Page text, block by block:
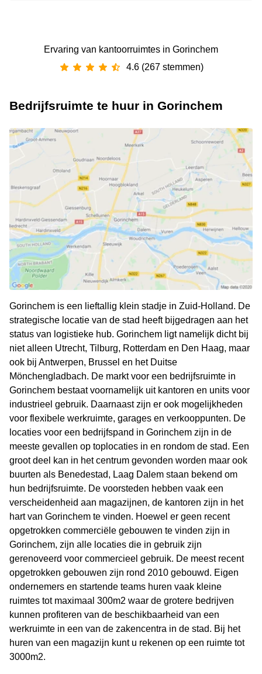
Ervaring van ‪kantoorruimtes‬ in Gorinchem
4.6 (267 stemmen)
Bedrijfsruimte te huur in Gorinchem
Gorinchem is een lieftallig klein stadje in Zuid-Holland. De
strategische locatie van de stad heeft bijgedragen aan het
status van logistieke hub. Gorinchem ligt namelijk dicht bij
niet alleen Utrecht, Tilburg, Rotterdam en Den Haag, maar
ook bij Antwerpen, Brussel en het Duitse
Mönchengladbach. De markt voor een bedrijfsruimte in
Gorinchem bestaat voornamelijk uit kantoren en units voor
industrieel gebruik. Daarnaast zijn er ook mogelijkheden
voor flexibele werkruimte, garages en verkooppunten. De
locaties voor een bedrijfspand in Gorinchem zijn in de
meeste gevallen op toplocaties in en rondom de stad. Een
groot deel kan in het centrum gevonden worden maar ook
buurten als Benedestad, Laag Dalem staan bekend om
hun bedrijfsruimte. De voorsteden hebben vaak een
verscheidenheid aan magazijnen, de kantoren zijn in het
hart van Gorinchem te vinden. Hoewel er geen recent
opgetrokken commerciële gebouwen te vinden zijn in
Gorinchem, zijn alle locaties die in gebruik zijn
gerenoveerd voor commercieel gebruik. De meest recent
opgetrokken gebouwen zijn rond 2010 gebouwd. Eigen
ondernemers en startende teams huren vaak kleine
ruimtes tot maximaal 300m2 waar de grotere bedrijven
kunnen profiteren van de beschikbaarheid van een
werkruimte in een van de zakencentra in de stad. Bij het
huren van een magazijn kunt u rekenen op een ruimte tot
3000m2.